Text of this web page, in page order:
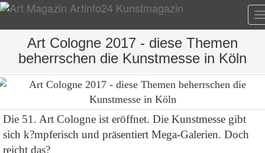
Art Cologne 2017 - diese Themen
beherrschen die Kunstmesse in Köln
Die 51. Art Cologne ist eröffnet. Die Kunstmesse gibt
sich k?mpferisch und präsentiert Mega-Galerien. Doch
reicht das?